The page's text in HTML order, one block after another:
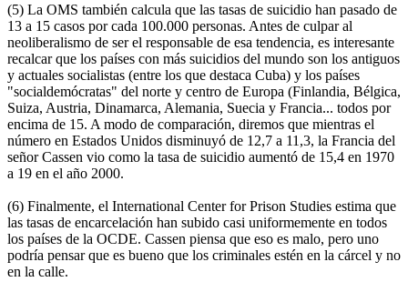
(5) La OMS también calcula que las tasas de suicidio han pasado de
13 a 15 casos por cada 100.000 personas. Antes de culpar al
neoliberalismo de ser el responsable de esa tendencia, es interesante
recalcar que los países con más suicidios del mundo son los antiguos
y actuales socialistas (entre los que destaca Cuba) y los países
"socialdemócratas" del norte y centro de Europa (Finlandia, Bélgica,
Suiza, Austria, Dinamarca, Alemania, Suecia y Francia... todos por
encima de 15. A modo de comparación, diremos que mientras el
número en Estados Unidos disminuyó de 12,7 a 11,3, la Francia del
señor Cassen vio como la tasa de suicidio aumentó de 15,4 en 1970
a 19 en el año 2000.
(6) Finalmente, el International Center for Prison Studies estima que
las tasas de encarcelación han subido casi uniformemente en todos
los países de la OCDE. Cassen piensa que eso es malo, pero uno
podría pensar que es bueno que los criminales estén en la cárcel y no
en la calle.